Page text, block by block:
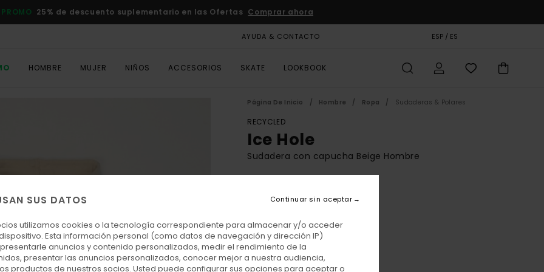
PROMO 25% de descuento suplementario en las Ofertas Comprar ahora
AYUDA & CONTACTO ESP / ES
HOMBRE MUJER NIÑOS ACCESORIOS SKATE LOOKBOOK
Página De Inicio Hombre Ropa Sudaderas & Polares
RECYCLED
Ice Hole
Sudadera con capucha Beige Hombre
85,00 €
ColorOat Milk
SUS DATOS
utilizamos cookies o la tecnología correspondiente para almacenar y/o acceder
Esta información personal (como datos de navegación y dirección IP)
anuncios y contenido personalizados, medir el rendimiento de la
presentar las anuncios personalizados, conocer mejor a nuestra audiencia,
productos de nuestros socios. Usted puede configurar sus opciones para aceptar o
Continuar sin aceptar